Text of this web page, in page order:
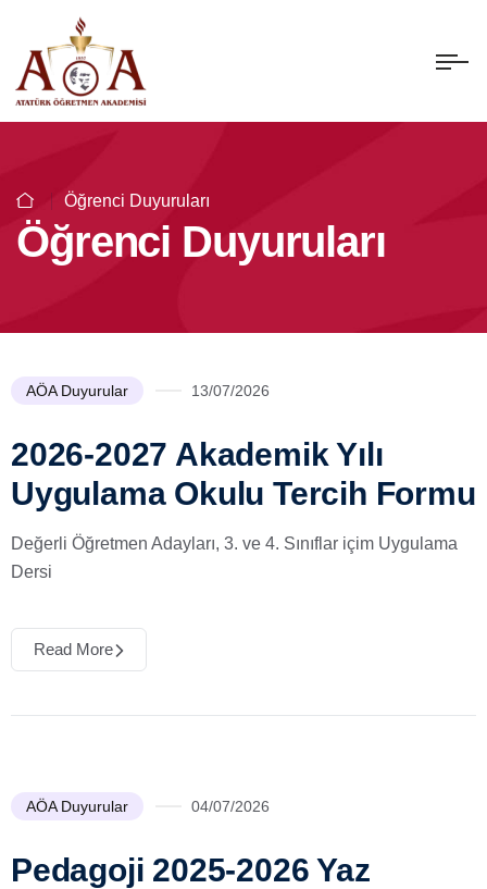
Öğrenci Duyuruları
Öğrenci Duyuruları
AÖA Duyurular 13/07/2026
2026-2027 Akademik Yılı
Uygulama Okulu Tercih Formu
Değerli Öğretmen Adayları, 3. ve 4. Sınıflar içim Uygulama
Dersi
Read More
AÖA Duyurular 04/07/2026
Pedagoji 2025-2026 Yaz